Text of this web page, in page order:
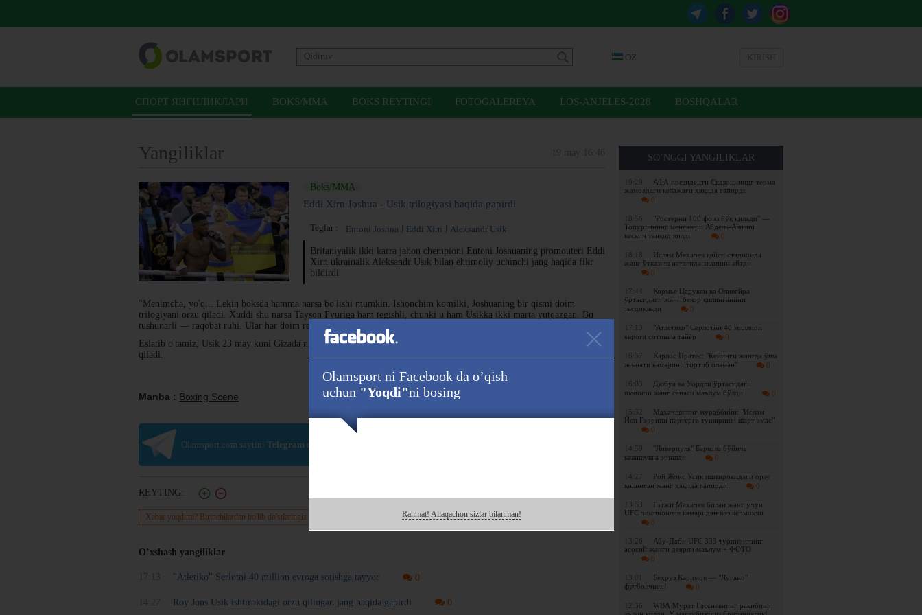
OZ
СПОРТ ЯНГИЛИКЛАРИ BOKS/MMA BOKS REYTINGI FOTOGALEREYA LOS-ANJELES-2028 BOSHQALAR
SO’NGGI YANGILIKLAR
19:29
АФА президенти Скалонининг терма
жамоадаги келажаги ҳақида гапирди
0
18:56
"Ростерни 100 фоиз йўқ қилади" —
Топуриянинг менежери Абдель-Азизни
кескин танқид қилди
0
18:18
Ислам Махачев қайси стадионда
жанг ўтказиш истагида эканини айтди
0
17:44
Кормье Царукян ва Оливейра
ўртасидаги жанг бекор қилинганини
тасдиқлади
0
17:13
"Атлетико" Серлотни 40 миллион
еврога сотишга тайёр
0
16:37
Карлос Пратес: "Кейинги жангда ўша
лаънати камарини тортиб оламан"
0
16:03
Дюбуа ва Уордли ўртасидаги
иккинчи жанг санаси маълум бўлди
0
15:32
Махачевнинг мураббийи: "Ислам
Йен Гэррини партерга тушириши шарт эмас"
0
14:59
"Ливерпуль" Баркола бўйича
келишувга эришди
0
14:27
Рой Жонс Усик иштирокидаги орзу
қилинган жанг ҳақида гапирди
0
13:53
Гэтжи Махачев билан жанг учун
UFC чемпионлик камаридан воз кечмоқчи
0
13:26
Абу-Даби UFC 333 турнирининг
асосий жанги деярли маълум + ФОТО
0
13:01
Беҳруз Каримов — "Лугано"
футболчиси!
0
12:36
WBА Мурат Гассиевнинг рақибини
Yangiliklar
Boks/MMA
Eddi Xirn Joshua - Usik trilogiyasi haqida gapirdi
Teglar : Entoni Joshua Eddi Xirn Aleksandr Usik
Britaniyalik ikki karra jahon chempioni Entoni Joshuaning promouteri Eddi
Xirn ukrainalik Aleksandr Usik bilan ehtimoliy uchinchi jang haqida fikr
bildirdi.
"Menimcha, yo'q... Lekin boksda hamma narsa bo'lishi mumkin. Ishonchim komilki, Joshuaning bir qismi doim
trilogiyani orzu qiladi. Xuddi shu narsa Tayson Fyuriga ham tegishli, chunki u ham Usikka ikki marta yutqazgan. Bu
tushunarli — raqobat ruhi. Ular har doim revansh olishni xohlashadi", — dedi Xirn BoxingScene’ga.
Eslatib o'tamiz, Usik 23 may kuni Gizada niderlandiyalik Riko Verxuvenga qarshi WBC kamarini ixtiyoriy himoya
qiladi.
Havola :
Manba : Boxing Scene
Olamsport.com saytini Telegram da ham kuzating!
REYTING:
Xabar yoqdimi? Birinchilardan bo'lib do'stlaringiz bilan o'rtoqlashing!
O’xshash yangiliklar
"Atletiko" Serlotni 40 million evroga sotishga tayyor 0
Roy Jons Usik ishtirokidagi orzu qilingan jang haqida gapirdi 0
Olamsport ni Facebook da o’qish
uchun "Yoqdi"ni bosing
Rahmat! Allaqachon sizlar bilanman!